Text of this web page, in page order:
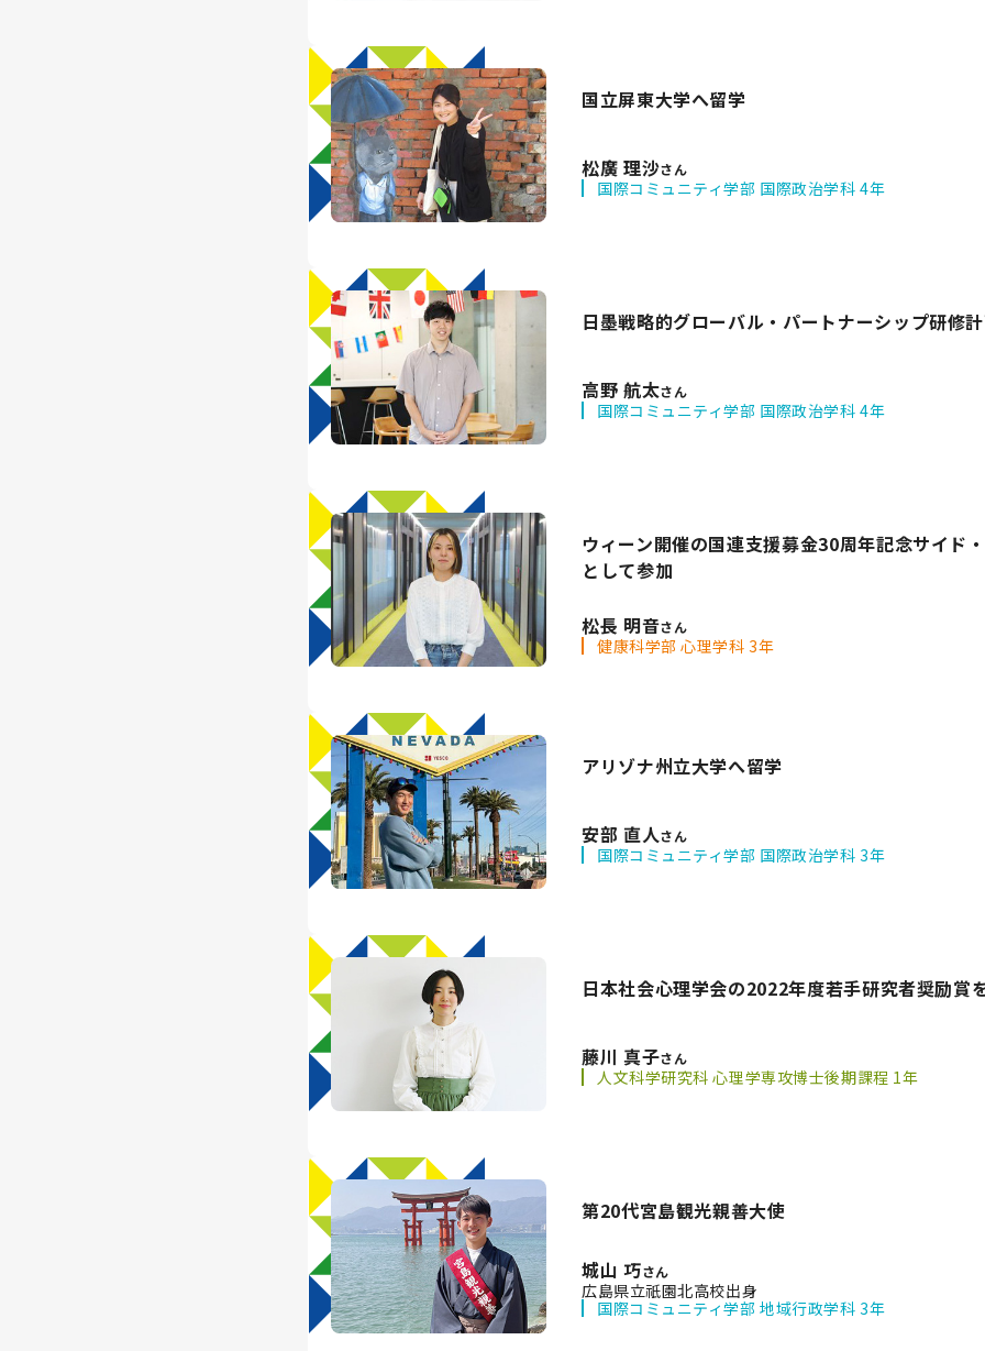
国立屏東大学へ留学
松廣 理沙さん
国際コミュニティ学部 国際政治学科 4年
日墨戦略的グローバル・パートナーシップ研修
高野 航太さん
国際コミュニティ学部 国際政治学科 4年
ウィーン開催の国連支援募金30周年記念サイド
として参加
松長 明音さん
健康科学部 心理学科 3年
アリゾナ州立大学へ留学
安部 直人さん
国際コミュニティ学部 国際政治学科 3年
日本社会心理学会の2022年度若手研究者奨励賞
藤川 真子さん
人文科学研究科 心理学専攻博士後期課程 1年
第20代宮島観光親善大使
城山 巧さん
広島県立祇園北高校出身
国際コミュニティ学部 地域行政学科 3年